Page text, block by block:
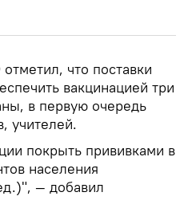
что поставки
вакцинацией три
в первую очередь
учителей.
покрыть прививками в
населения
— добавил